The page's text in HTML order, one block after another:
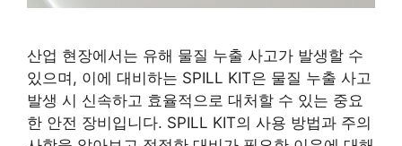
산업 현장에서는 유해 물질 누출 사고가 발생할 수
있으며, 이에 대비하는 SPILL KIT은 물질 누출 사고
발생 시 신속하고 효율적으로 대처할 수 있는 중요
한 안전 장비입니다. SPILL KIT의 사용 방법과 주의